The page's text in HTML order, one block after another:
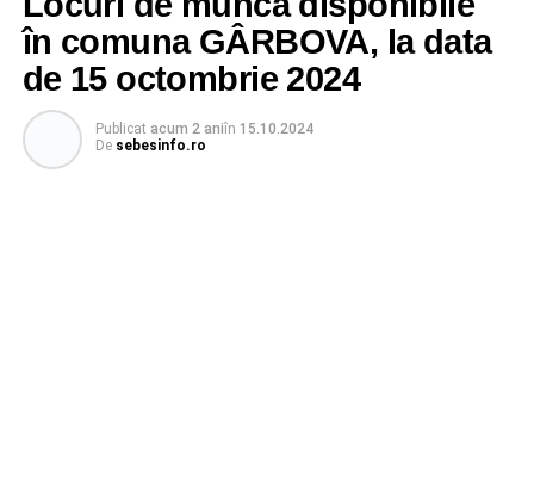
în comuna GÂRBOVA, la data
de 15 octombrie 2024
Publicat acum 2 aniîn 15.10.2024
De sebesinfo.ro